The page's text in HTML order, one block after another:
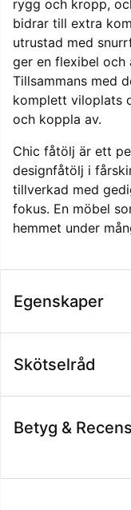
rygg och kropp,
bidrar till extra
utrustad med
ger en flexibel och
Tillsammans med
komplett viloplats
och koppla av.
Chic fåtölj är ett
designfåtölj i
tillverkad med
fokus. En möbel
hemmet under
Egenskaper
Skötselråd
Betyg &